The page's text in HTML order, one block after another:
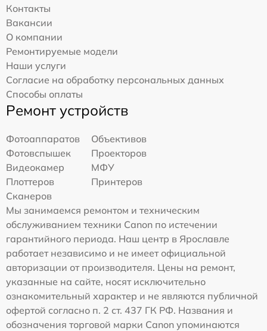
Контакты
Вакансии
О компании
Ремонтируемые модели
Наши услуги
Согласие на обработку персональных данных
Способы оплаты
Ремонт устройств
Фотоаппаратов
Объективов
Фотовспышек
Проекторов
Видеокамер
МФУ
Плоттеров
Принтеров
Сканеров
Мы занимаемся ремонтом и техническим
обслуживанием техники Canon по истечении
гарантийного периода. Наш центр в Ярославле
работает независимо и не имеет официальной
авторизации от производителя. Цены на ремонт,
указанные на сайте, носят исключительно
ознакомительный характер и не являются публичной
офертой согласно п. 2 ст. 437 ГК РФ. Названия и
обозначения торговой марки Canon упоминаются